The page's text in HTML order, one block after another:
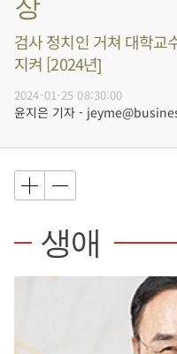
장
검사 정치인 거쳐 대학교
지켜 [2024년]
2024-01-25 08:30:00
윤지은 기자 -
생애